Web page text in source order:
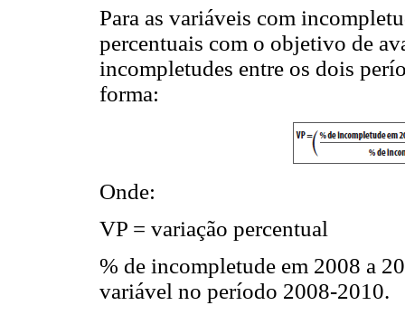
Para as variáveis com
percentuais com o objetivo de
incompletudes entre os dois
forma:
Onde:
VP = variação percentual
% de incompletude em 2008 a
variável no período 2008-2010.